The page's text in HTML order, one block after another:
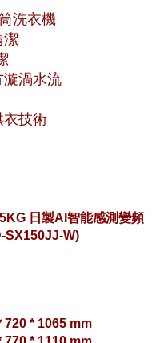
洗衣機
潔
漩渦水流
衣技術
日製AI智能感測變頻
SX150JJ-W)
720 * 1065 mm